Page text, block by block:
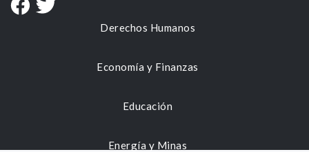
Derechos Humanos
Economía y Finanzas
Educación
Energía y Minas